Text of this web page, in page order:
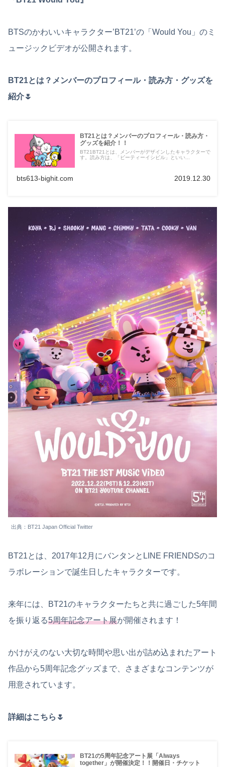
BTSのかわいいキャラクター’BT21’の「Would You」のミ
ュージックビデオが公開されます。
BT21とは？メンバーのプロフィール・読み方・グッズを
紹介🌷
BT21とは？メンバーのプロフィール・読み方・
グッズを紹介！！
BT21BT21とは、メンバーがデザインしたキャラクターで
す。読み方は、「ビーティーイシビル」といい...
bts613-bighit.com 2019.12.30
出典：BT21 Japan Official Twitter
BT21とは、2017年12月にバンタンとLINE FRIENDSのコ
ラボレーションで誕生日したキャラクターです。
来年には、BT21のキャラクターたちと共に過ごした5年間
を振り返る5周年記念アート展が開催されます！
かけがえのない大切な時間や思い出が詰め込まれたアート
作品から5周年記念グッズまで、さまざまなコンテンツが
用意されています。
詳細はこちら🌷
BT21の5周年記念アート展「Always
together」が開催決定！！開催日・チケット